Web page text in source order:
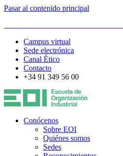
Pasar al contenido principal
Campus virtual
Sede electrónica
Canal Ético
Contacto
+34 91 349 56 00
Conócenos
Sobre EOI
Quiénes somos
Sedes